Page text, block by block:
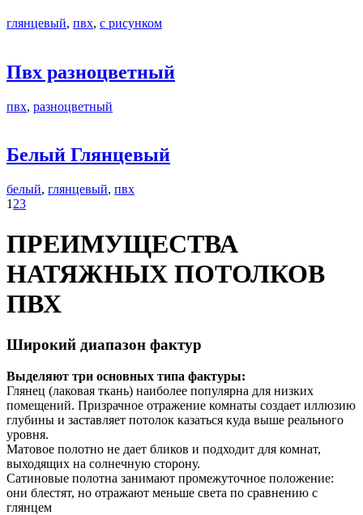
глянцевый, пвх, с рисунком
Пвх разноцветный
пвх, разноцветный
Белый Глянцевый
белый, глянцевый, пвх
1 23
ПРЕИМУЩЕСТВА
НАТЯЖНЫХ ПОТОЛКОВ
ПВХ
Широкий диапазон фактур
Выделяют три основных типа фактуры:
Глянец (лаковая ткань) наиболее популярна для низких
помещений. Призрачное отражение комнаты создает иллюзию
глубины и заставляет потолок казаться куда выше реального
уровня.
Матовое полотно не дает бликов и подходит для комнат,
выходящих на солнечную сторону.
Сатиновые полотна занимают промежуточное положение:
они блестят, но отражают меньше света по сравнению с
глянцем